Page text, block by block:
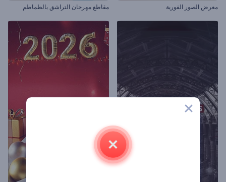
معرض الصور الفورية مقاطع مهرجان التراشق بالطماطم